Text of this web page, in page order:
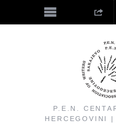
P.E.N.
HERCEGOVINI |